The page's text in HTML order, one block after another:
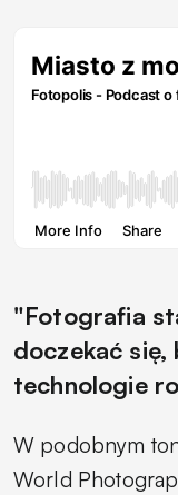
"Fotografia
doczekać się,
technologie
W podobnym
World